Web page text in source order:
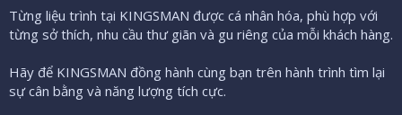
Từng liệu trình tại KINGSMAN được cá nhân hóa, phù hợp với
từng sở thích, nhu cầu thư giãn và gu riêng của mỗi khách hàng.
Hãy để KINGSMAN đồng hành cùng bạn trên hành trình tìm lại
sự cân bằng và năng lượng tích cực.